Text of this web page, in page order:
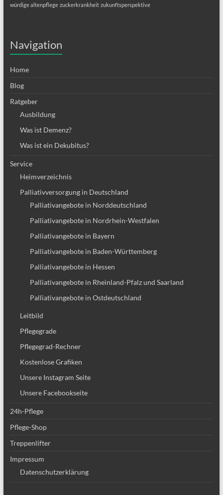
würdige altenpflege zuckerkrankheit zukunftsperspektive
Navigation
Home
Blog
Ratgeber
Ausbildung
Was ist Demenz?
Was ist ein Dekubitus?
Service
Heimverzeichnis
Palliativversorgung in Deutschland
Palliativangebote in Norddeutschland
Palliativangebote in Nordrhein-Westfalen
Palliativangebote in Bayern
Palliativangebote in Baden-Württemberg
Palliativangebote in Hessen
Palliativangebote in Rheinland-Pfalz und Saarland
Palliativangebote in Ostdeutschland
Leitbild
Pflegegrade
Pflegegrad-Rechner
Kostenlose Grafiken
Unsere Instagram Seite
Unsere Facebookseite
24h-Pflege
Pflege-Shop
Treppenlifter
Impressum
Datenschutzerklärung